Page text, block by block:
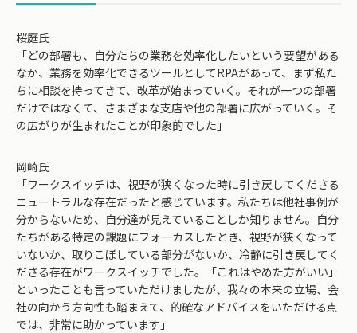
桜庭氏
「どの部署も、自分たちの業務を効率化したいという要望がある
なか、業務を効率化できるツールとしてRPAがあって、まず私た
ちに相談を持ってきて、改革が始まっていく。それが一つの部署
だけではなくて、さまざまな支店や他の部署に広がっていく。そ
の広がりが生まれたことが印象的でした」
岡崎氏
「ワークスイッチは、視野が狭くなった時に引き戻してくださる
ニュートラルな存在だったと感じています。私たちは他社事例が
分からないため、自分達が見えていることしか知りません。自分
たちがある特定の課題にフォーカスしたとき、視野が狭くなって
いないか、取りこぼしている部分がないか、冷静に引き戻してく
ださる存在がワークスイッチでした。「これはやめた方がいい」
といったことも言っていただけましたが、我々の本来の立場、会
社の向かう方向性も踏まえて、的確なアドバイスをいただける点
では、非常に助かっています」